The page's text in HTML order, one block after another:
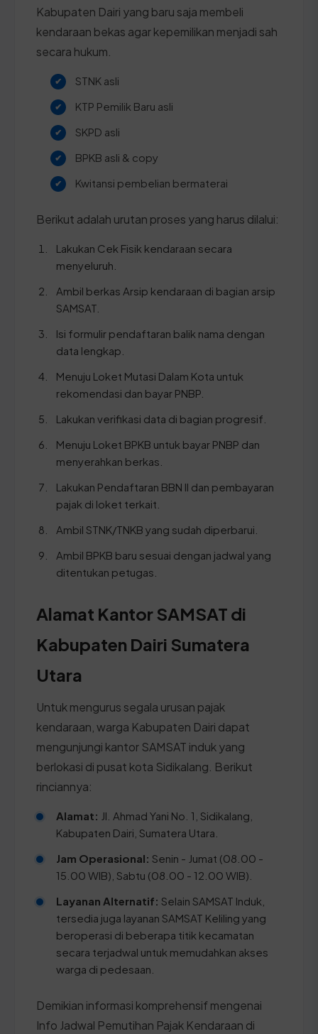
Kabupaten Dairi yang baru saja membeli
kendaraan bekas agar kepemilikan menjadi sah
secara hukum.
STNK asli
KTP Pemilik Baru asli
SKPD asli
BPKB asli & copy
Kwitansi pembelian bermaterai
Berikut adalah urutan proses yang harus dilalui:
Lakukan Cek Fisik kendaraan secara
menyeluruh.
Ambil berkas Arsip kendaraan di bagian arsip
SAMSAT.
Isi formulir pendaftaran balik nama dengan
data lengkap.
Menuju Loket Mutasi Dalam Kota untuk
rekomendasi dan bayar PNBP.
Lakukan verifikasi data di bagian progresif.
Menuju Loket BPKB untuk bayar PNBP dan
menyerahkan berkas.
Lakukan Pendaftaran BBN II dan pembayaran
pajak di loket terkait.
Ambil STNK/TNKB yang sudah diperbarui.
Ambil BPKB baru sesuai dengan jadwal yang
ditentukan petugas.
Alamat Kantor SAMSAT di
Kabupaten Dairi Sumatera
Utara
Untuk mengurus segala urusan pajak
kendaraan, warga Kabupaten Dairi dapat
mengunjungi kantor SAMSAT induk yang
berlokasi di pusat kota Sidikalang. Berikut
rinciannya:
Alamat: Jl. Ahmad Yani No. 1, Sidikalang,
Kabupaten Dairi, Sumatera Utara.
Jam Operasional: Senin - Jumat (08.00 -
15.00 WIB), Sabtu (08.00 - 12.00 WIB).
Layanan Alternatif: Selain SAMSAT Induk,
tersedia juga layanan SAMSAT Keliling yang
beroperasi di beberapa titik kecamatan
secara terjadwal untuk memudahkan akses
warga di pedesaan.
Demikian informasi komprehensif mengenai
Info Jadwal Pemutihan Pajak Kendaraan di